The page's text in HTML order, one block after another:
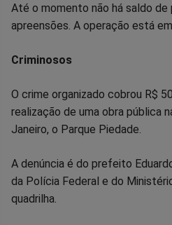
Até o momento não há saldo de
apreensões. A operação está
Criminosos
O crime organizado cobrou R$
realização de uma obra pública
Janeiro, o Parque Piedade.
A denúncia é do prefeito
da Polícia Federal e do
quadrilha.